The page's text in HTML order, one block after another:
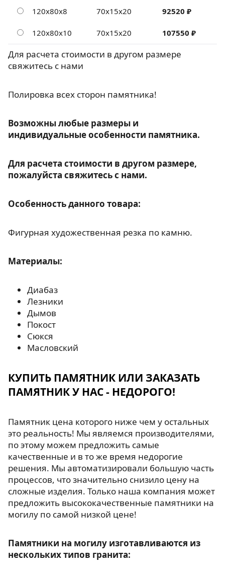
120х80х8 70х15х20 92520 ₽
120х80х10 70х15х20 107550 ₽
Для расчета стоимости в другом размере
свяжитесь с нами
Полировка всех сторон памятника!
Возможны любые размеры и
индивидуальные особенности памятника.
Для расчета стоимости в другом размере,
пожалуйста свяжитесь с нами.
Особенность данного товара:
Фигурная художественная резка по камню.
Материалы:
Диабаз
Лезники
Дымов
Покост
Сюкся
Масловский
КУПИТЬ ПАМЯТНИК ИЛИ ЗАКАЗАТЬ
ПАМЯТНИК У НАС - НЕДОРОГО!
Памятник цена которого ниже чем у остальных
это реальность! Мы являемся производителями,
по этому можем предложить самые
качественные и в то же время недорогие
решения. Мы автоматизировали большую часть
процессов, что значительно снизило цену на
сложные изделия. Только наша компания может
предложить высококачественные памятники на
могилу по самой низкой цене!
Памятники на могилу изготавливаются из
нескольких типов гранита: